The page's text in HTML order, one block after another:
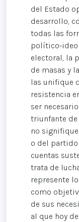
del Estado
desarrollo,
todas las
político-
electoral, la
de masas y
las unifique
resistencia
ser
triunfante de
no
o del
cuentas
trata de
represente
como
de sus
al que hoy